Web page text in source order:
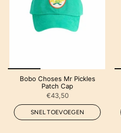
Bobo Choses Mr Pickles
Patch Cap
€43,50
SNEL TOEVOEGEN